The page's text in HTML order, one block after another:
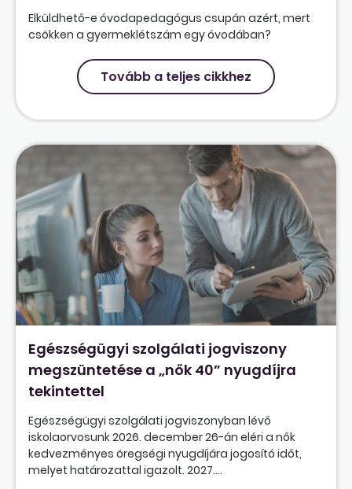
Elküldhető-e óvodapedagógus csupán azért, mert
csökken a gyermeklétszám egy óvodában?
Tovább a teljes cikkhez
Egészségügyi szolgálati jogviszony
megszüntetése a „nők 40” nyugdíjra
tekintettel
Egészségügyi szolgálati jogviszonyban lévő
iskolaorvosunk 2026. december 26-án eléri a nők
kedvezményes öregségi nyugdíjára jogosító időt,
melyet határozattal igazolt. 2027....